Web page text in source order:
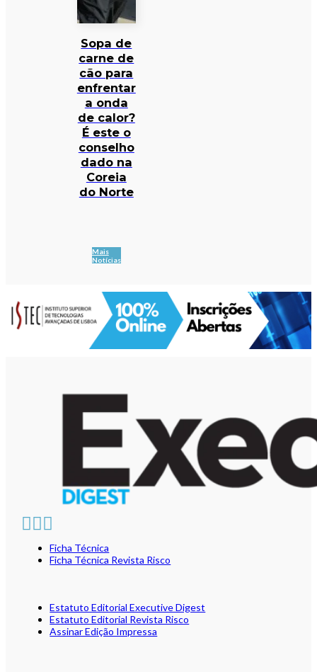
Sopa de
carne de
cão para
enfrentar
a onda
de calor?
É este o
conselho
dado na
Coreia
do Norte
Mais
Notícias
Ficha Técnica
Ficha Técnica Revista Risco
Estatuto Editorial Executive Digest
Estatuto Editorial Revista Risco
Assinar Edição Impressa